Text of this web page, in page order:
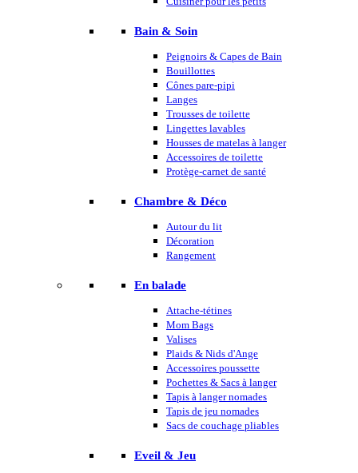
Bain & Soin
Peignoirs & Capes de Bain
Bouillottes
Cônes pare-pipi
Langes
Trousses de toilette
Lingettes lavables
Housses de matelas à langer
Accessoires de toilette
Protège-carnet de santé
Chambre & Déco
Autour du lit
Décoration
Rangement
En balade
Attache-tétines
Mom Bags
Valises
Plaids & Nids d'Ange
Accessoires poussette
Pochettes & Sacs à langer
Tapis à langer nomades
Tapis de jeu nomades
Sacs de couchage pliables
Eveil & Jeu